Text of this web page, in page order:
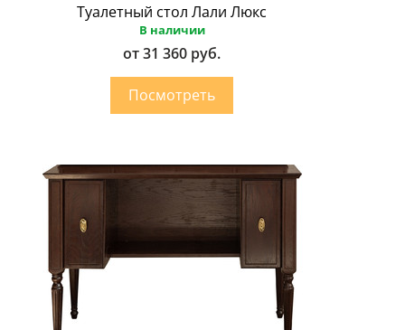
Туалетный стол Лали Люкс
В наличии
от 31 360 руб.